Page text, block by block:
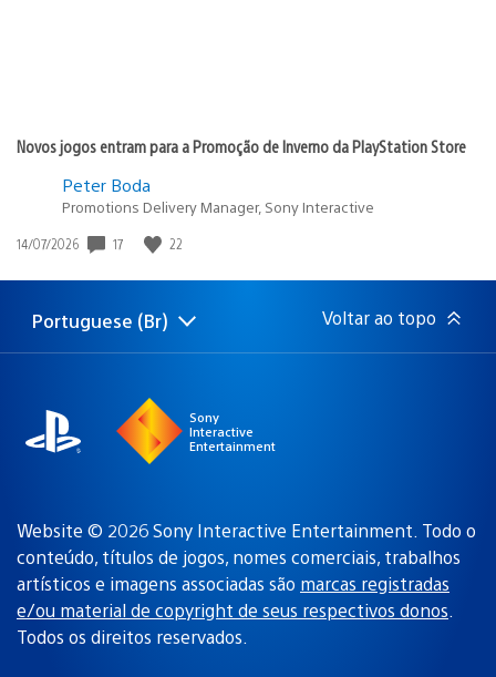
Novos jogos entram para a Promoção de Inverno da PlayStation Store
Peter Boda
Promotions Delivery Manager, Sony Interactive
Data
publicação:
14/07/2026 17 22
Selecione
Região
Portuguese (Br) Voltar ao topo
Sony
Interactive
Entertainment
Website © 2026 Sony Interactive Entertainment. Todo o
conteúdo, títulos de jogos, nomes comerciais, trabalhos
artísticos e imagens associadas são marcas registradas
e/ou material de copyright de seus respectivos donos.
Todos os direitos reservados.